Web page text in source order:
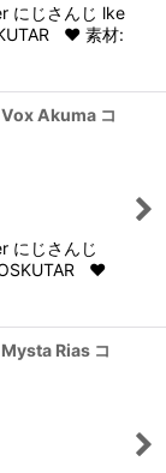
にじさんじ lke
♥ 素材:
Akuma コ
にじさんじ
♥
Rias コ